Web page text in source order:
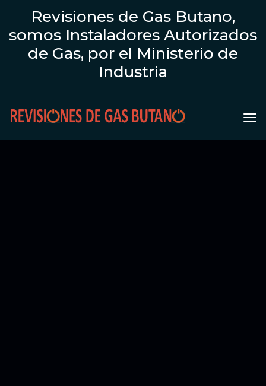
Revisiones de Gas Butano,
somos Instaladores Autorizados
de Gas, por el Ministerio de
Industria